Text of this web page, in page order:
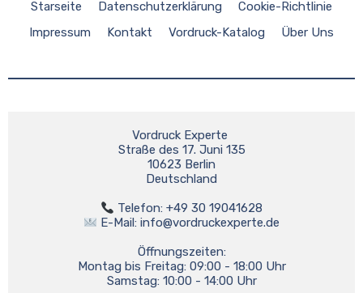
Starseite Datenschutzerklärung
Cookie-Richtlinie
Impressum
Kontakt Vordruck-Katalog Über Uns
Vordruck Experte
Straße des 17. Juni 135
10623 Berlin
Deutschland
E-Mail: info@vordruckexperte.de
Öffnungszeiten:
Montag bis Freitag: 09:00 - 18:00 Uhr
Samstag: 10:00 - 14:00 Uhr